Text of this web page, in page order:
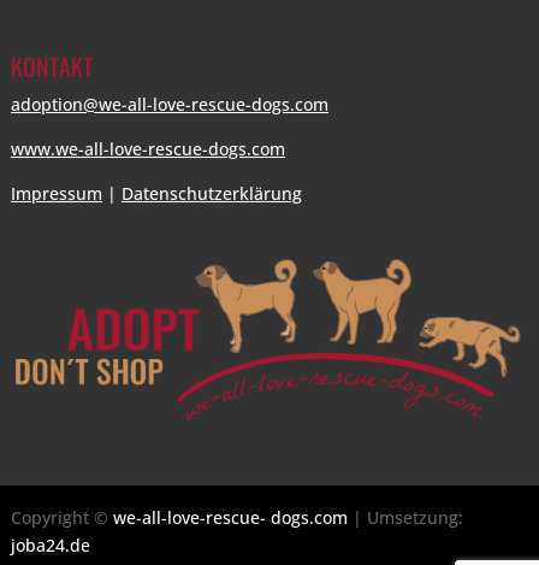
KONTAKT
adoption@we-all-love-rescue-dogs.com
www.we-all-love-rescue-dogs.com
Impressum | Datenschutzerklärung
Copyright © we-all-love-rescue- dogs.com | Umsetzung:
joba24.de